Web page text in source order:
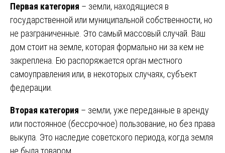
Первая категория – земли, находящиеся в
государственной или муниципальной собственности, но
не разграниченные. Это самый массовый случай. Ваш
дом стоит на земле, которая формально ни за кем не
закреплена. Ею распоряжается орган местного
самоуправления или, в некоторых случаях, субъект
федерации.
Вторая категория – земли, уже переданные в аренду
или постоянное (бессрочное) пользование, но без права
выкупа. Это наследие советского периода, когда земля
не была товаром.